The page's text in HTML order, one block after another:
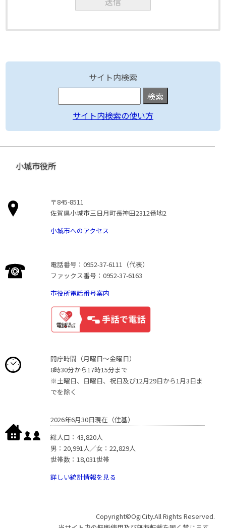
サイト内検索
サイト内検索の使い方
小城市役所
〒845-8511
佐賀県小城市三日月町長神田2312番地2
小城市へのアクセス
電話番号：0952-37-6111（代表）
ファックス番号：0952-37-6163
市役所電話番号案内
開庁時間（月曜日〜金曜日）
8時30分から17時15分まで
※土曜日、日曜日、祝日及び12月29日から1月3日ま
でを除く
2026年6月30日現在（住基）
総人口：43,820人
男：20,991人／女：22,829人
世帯数：18,031世帯
詳しい統計情報を見る
Copyright©OgiCity.All Rights Reserved.